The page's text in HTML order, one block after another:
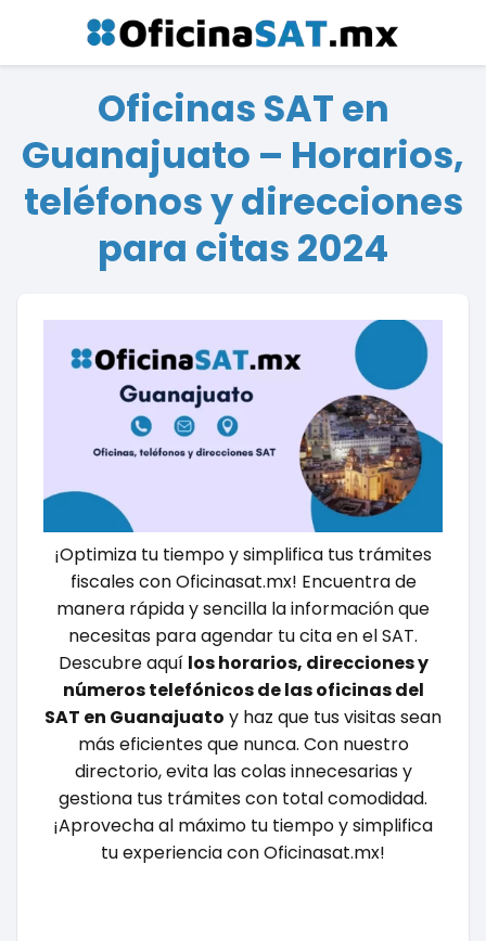
Oficinas SAT en
Guanajuato – Horarios,
teléfonos y direcciones
para citas 2024
¡Optimiza tu tiempo y simplifica tus trámites
fiscales con Oficinasat.mx! Encuentra de
manera rápida y sencilla la información que
necesitas para agendar tu cita en el SAT.
Descubre aquí los horarios, direcciones y
números telefónicos de las oficinas del
SAT en Guanajuato y haz que tus visitas sean
más eficientes que nunca. Con nuestro
directorio, evita las colas innecesarias y
gestiona tus trámites con total comodidad.
¡Aprovecha al máximo tu tiempo y simplifica
tu experiencia con Oficinasat.mx!